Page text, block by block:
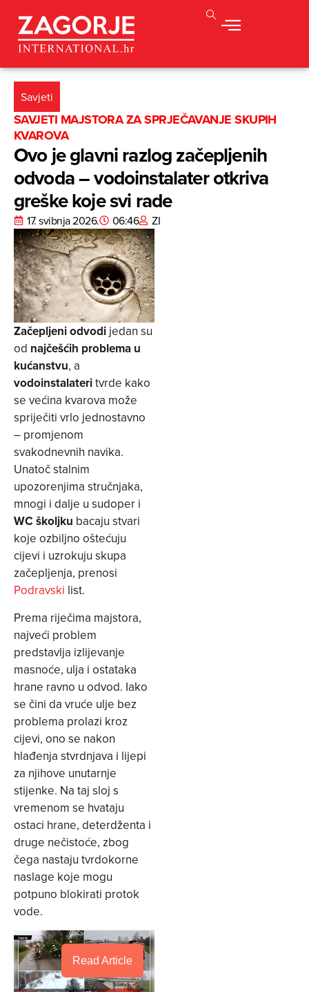
Savjeti
SAVJETI MAJSTORA ZA SPRJEČAVANJE SKUPIH
KVAROVA
Ovo je glavni razlog začepljenih
odvoda – vodoinstalater otkriva
greške koje svi rade
17. svibnja 2026. 06:46 ZI
Začepljeni odvodi jedan su
od najčešćih problema u
kućanstvu, a
vodoinstalateritvrde kako
se većina kvarova može
spriječiti vrlo jednostavno
– promjenom
svakodnevnih navika.
Unatoč stalnim
upozorenjima stručnjaka,
mnogi i dalje u sudoper i
WC školjku bacaju stvari
koje ozbiljno oštećuju
cijevi i uzrokuju skupa
začepljenja, prenosi
Podravski list.
Prema riječima majstora,
najveći problem
predstavlja izlijevanje
masnoće, ulja i ostataka
hrane ravno u odvod. Iako
se čini da vruće ulje bez
problema prolazi kroz
cijevi, ono se nakon
hlađenja stvrdnjava i lijepi
za njihove unutarnje
stijenke. Na taj sloj s
vremenom se hvataju
ostaci hrane, deterdženta i
druge nečistoće, zbog
čega nastaju tvrdokorne
naslage koje mogu
potpuno blokirati protok
vode.
Read Article